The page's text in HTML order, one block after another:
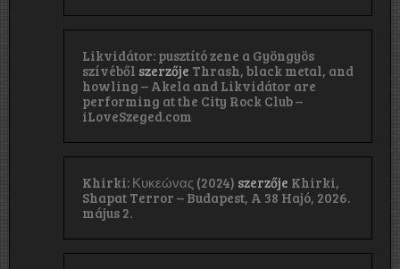
Likvidátor: pusztító zene a Gyöngyös
szívéből szerzője Thrash, black metal, and
howling – Akela and Likvidátor are
performing at the City Rock Club –
iLoveSzeged.com
Khirki: Κ​υ​κ​ε​ώ​ν​α​ς (2024) szerzője Khirki,
Shapat Terror – Budapest, A 38 Hajó, 2026.
május 2.